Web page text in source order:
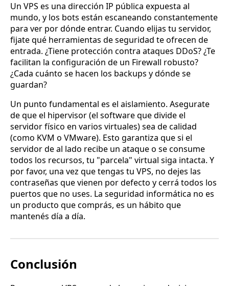
Un VPS es una dirección IP pública expuesta al
mundo, y los bots están escaneando constantemente
para ver por dónde entrar. Cuando elijas tu servidor,
fijate qué herramientas de seguridad te ofrecen de
entrada. ¿Tiene protección contra ataques DDoS? ¿Te
facilitan la configuración de un Firewall robusto?
¿Cada cuánto se hacen los backups y dónde se
guardan?
Un punto fundamental es el aislamiento. Asegurate
de que el hipervisor (el software que divide el
servidor físico en varios virtuales) sea de calidad
(como KVM o VMware). Esto garantiza que si el
servidor de al lado recibe un ataque o se consume
todos los recursos, tu "parcela" virtual siga intacta. Y
por favor, una vez que tengas tu VPS, no dejes las
contraseñas que vienen por defecto y cerrá todos los
puertos que no uses. La seguridad informática no es
un producto que comprás, es un hábito que
mantenés día a día.
Conclusión